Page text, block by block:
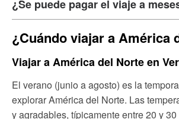
¿Se puede pagar el viaje a
¿Cuándo viajar a América
Viajar a América del Norte en
El verano (junio a agosto) es la
explorar América del Norte. Las
y agradables, típicamente entre 20 y